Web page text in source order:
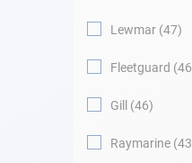
Lewmar 47
Fleetguard 46
Gill 46
Raymarine 43